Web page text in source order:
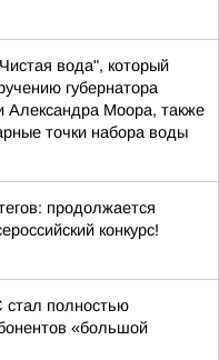
вода", который
губернатора
Александра Моора, также
точки набора воды
продолжается
конкурс!
полностью
«большой